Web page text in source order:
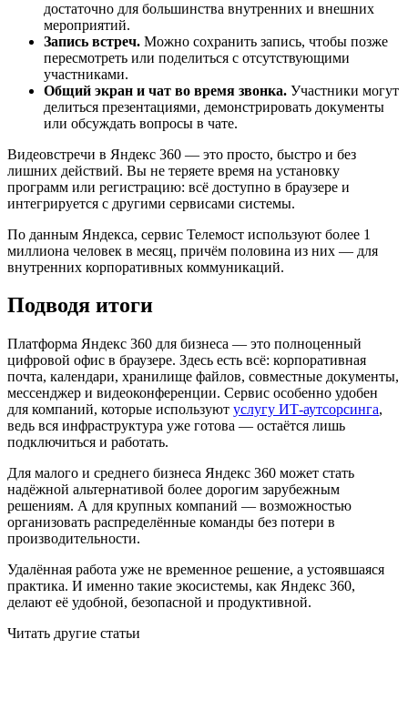
достаточно для большинства внутренних и внешних
мероприятий.
Запись встреч. Можно сохранить запись, чтобы позже
пересмотреть или поделиться с отсутствующими
участниками.
Общий экран и чат во время звонка. Участники могут
делиться презентациями, демонстрировать документы
или обсуждать вопросы в чате.
Видеовстречи в Яндекс 360 — это просто, быстро и без
лишних действий. Вы не теряете время на установку
программ или регистрацию: всё доступно в браузере и
интегрируется с другими сервисами системы.
По данным Яндекса, сервис Телемост используют более 1
миллиона человек в месяц, причём половина из них — для
внутренних корпоративных коммуникаций.
Подводя итоги
Платформа Яндекс 360 для бизнеса — это полноценный
цифровой офис в браузере. Здесь есть всё: корпоративная
почта, календари, хранилище файлов, совместные документы,
мессенджер и видеоконференции. Сервис особенно удобен
для компаний, которые используют услугу ИТ-аутсорсинга,
ведь вся инфраструктура уже готова — остаётся лишь
подключиться и работать.
Для малого и среднего бизнеса Яндекс 360 может стать
надёжной альтернативой более дорогим зарубежным
решениям. А для крупных компаний — возможностью
организовать распределённые команды без потери в
производительности.
Удалённая работа уже не временное решение, а устоявшаяся
практика. И именно такие экосистемы, как Яндекс 360,
делают её удобной, безопасной и продуктивной.
Читать другие статьи